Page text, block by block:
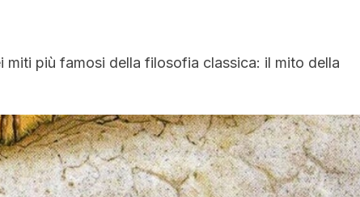
miti più famosi della filosofia classica: il mito della